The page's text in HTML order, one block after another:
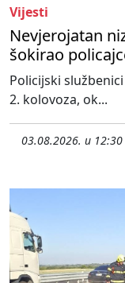
Vijesti
Nevjerojatan
šokirao
Policijski
2. kolovoza, ok...
03.08.2026. u 12:30